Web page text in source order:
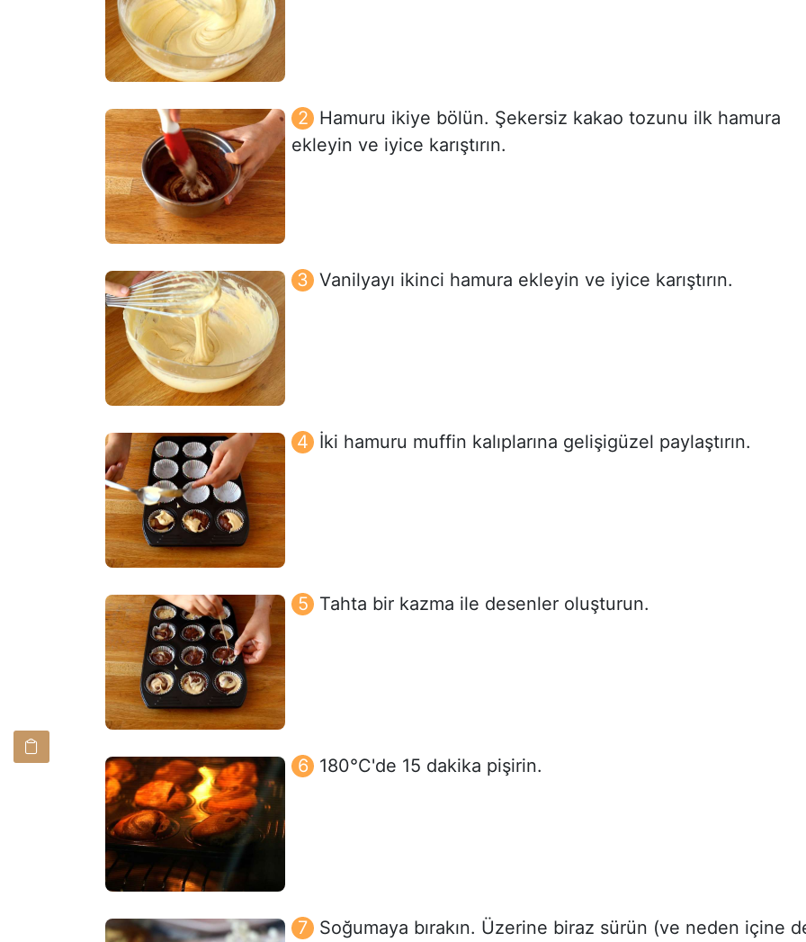
Hamuru ikiye bölün. Şekersiz kakao tozunu ilk hamura
ekleyin ve iyice karıştırın.
Vanilyayı ikinci hamura ekleyin ve iyice karıştırın.
İki hamuru muffin kalıplarına gelişigüzel paylaştırın.
Tahta bir kazma ile desenler oluşturun.
180°C'de 15 dakika pişirin.
Soğumaya bırakın. Üzerine biraz sürün (ve neden içine